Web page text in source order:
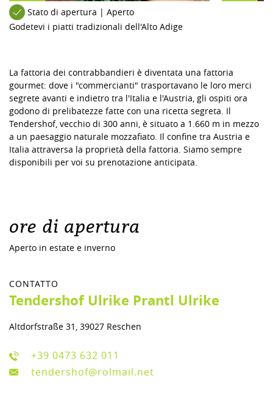
Stato di apertura | Aperto
Godetevi i piatti tradizionali dell'Alto Adige
La fattoria dei contrabbandieri è diventata una fattoria
gourmet: dove i "commercianti" trasportavano le loro merci
segrete avanti e indietro tra l'Italia e l'Austria, gli ospiti ora
godono di prelibatezze fatte con una ricetta segreta. Il
Tendershof, vecchio di 300 anni, è situato a 1.660 m in mezzo
a un paesaggio naturale mozzafiato. Il confine tra Austria e
Italia attraversa la proprietà della fattoria. Siamo sempre
disponibili per voi su prenotazione anticipata.
ore di apertura
Aperto in estate e inverno
CONTATTO
Tendershof Ulrike Prantl Ulrike
Altdorfstraße 31, 39027 Reschen
+39 0473 632 011
tendershof@rolmail.net